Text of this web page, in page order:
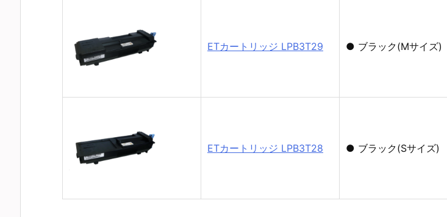
ETカートリッジ LPB3T29 ● ブラック(Mサイズ)
ETカートリッジ LPB3T28 ● ブラック(Sサイズ)